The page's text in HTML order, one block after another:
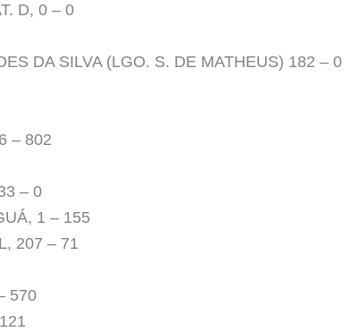
D, 0 – 0
DA SILVA (LGO. S. DE MATHEUS) 182 – 0
– 802
– 0
1 – 155
207 – 71
570